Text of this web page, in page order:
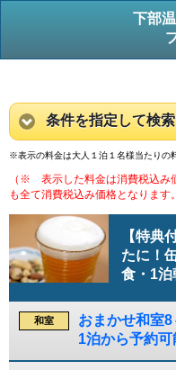
下部
条件を指定して検索
※表示の料金は大人１泊１名様当たりの
（※ 表示した料金は消費税込み
も全て消費税込み価格となります
【特典
たに！
食・1泊
和室
おまかせ和室
1泊から予約可